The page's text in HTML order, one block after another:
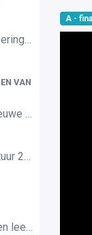
VAN
graad
graad
A -